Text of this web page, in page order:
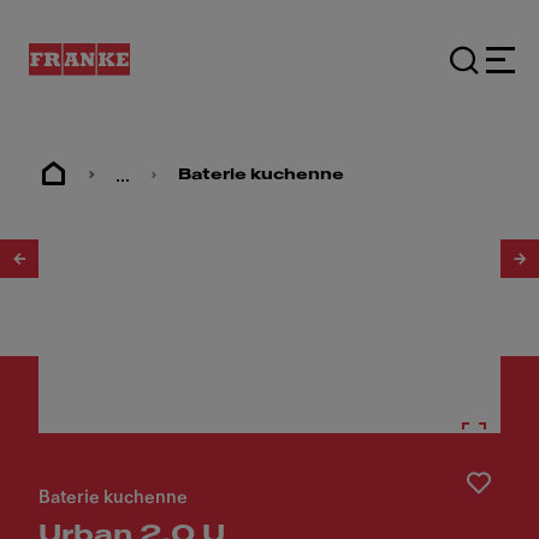
... Baterie kuchenne
Baterie kuchenne